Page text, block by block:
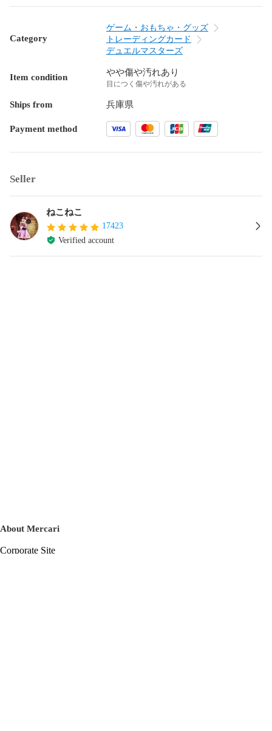
Category
ゲーム・おもちゃ・グッズ
トレーディングカード
デュエルマスターズ
Item condition やや傷や汚れあり
目につく傷や汚れがある
Ships from 兵庫県
Payment method
Seller
ねこねこ
17423
Verified account
About Mercari
Corporate Site